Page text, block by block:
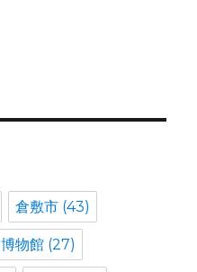
倉敷市 (43)
博物館 (27)